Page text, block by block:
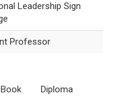
Leadership Sign
Professor
Diploma